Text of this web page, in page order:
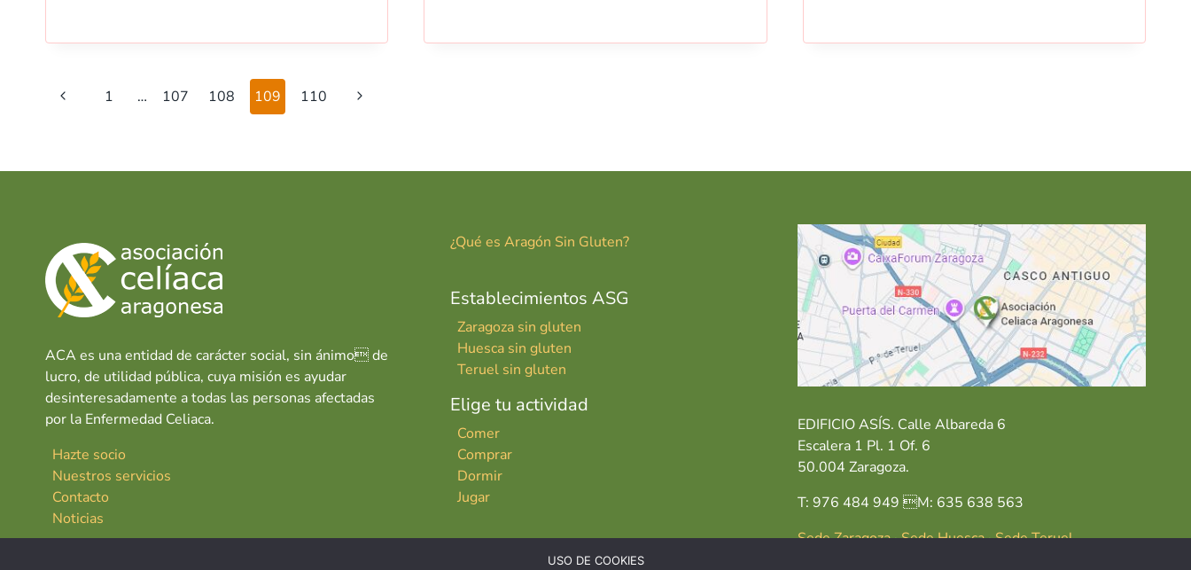
Navegación
página
Página
1 … 107 108 109 110
Siguiente
ACA es una entidad de carácter social, sin ánimo de
lucro, de utilidad pública, cuya misión es ayudar
desinteresadamente a todas las personas afectadas
por la Enfermedad Celiaca.
Hazte socio
Nuestros servicios
Contacto
Noticias
¿Qué es Aragón Sin Gluten?
Establecimientos ASG
Zaragoza sin gluten
Huesca sin gluten
Teruel sin gluten
Elige tu actividad
Comer
Comprar
Dormir
Jugar
EDIFICIO ASÍS. Calle Albareda 6
Escalera 1 Pl. 1 Of. 6
50.004 Zaragoza.
T: 976 484 949 M: 635 638 563
Sede Zaragoza·Sede Huesca·Sede Teruel
USO DE COOKIES